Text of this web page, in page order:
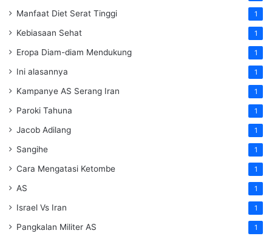
Manfaat Diet Serat Tinggi 1
Kebiasaan Sehat 1
Eropa Diam-diam Mendukung 1
Ini alasannya 1
Kampanye AS Serang Iran 1
Paroki Tahuna 1
Jacob Adilang 1
Sangihe 1
Cara Mengatasi Ketombe 1
AS 1
Israel Vs Iran 1
Pangkalan Militer AS 1